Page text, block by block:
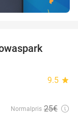
9.5 star
Normalpris 25€